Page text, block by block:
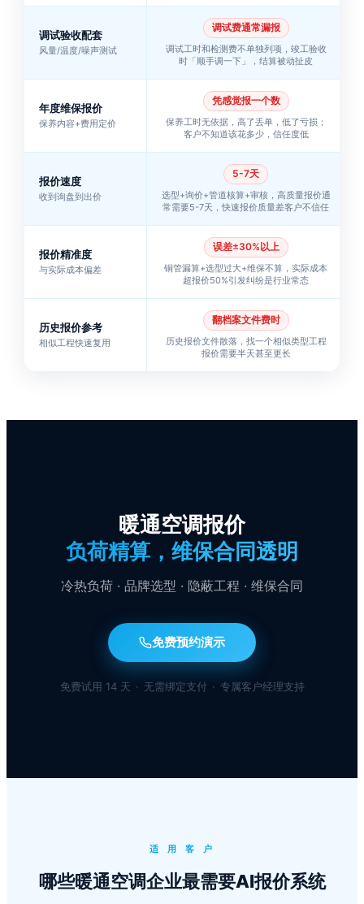
调试验收配套
风量/温度/噪声测试
调试费通常漏报
调试工时和检测费不单独列项，竣工验收
时「顺手调一下」，结算被动扯皮
年度维保报价
保养内容+费用定价
凭感觉报一个数
保养工时无依据，高了丢单，低了亏损；
客户不知道该花多少，信任度低
报价速度
收到询盘到出价
5-7天
选型+询价+管道核算+审核，高质量报价通
常需要5-7天，快速报价质量差客户不信任
报价精准度
与实际成本偏差
误差±30%以上
铜管漏算+选型过大+维保不算，实际成本
超报价50%引发纠纷是行业常态
历史报价参考
相似工程快速复用
翻档案文件费时
历史报价文件散落，找一个相似类型工程
报价需要半天甚至更长
暖通空调报价
负荷精算，维保合同透明
冷热负荷 · 品牌选型 · 隐蔽工程 · 维保合同
免费预约演示
免费试用 14 天 · 无需绑定支付 · 专属客户经理支持
适 用 客 户
哪些暖通空调企业最需要AI报价系统